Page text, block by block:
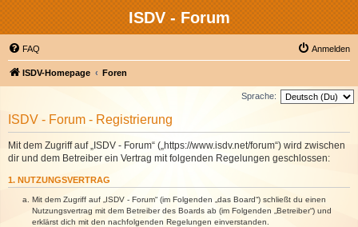
ISDV - Forum
FAQ Anmelden
ISDV-Homepage Foren
Sprache:
ISDV - Forum - Registrierung
Mit dem Zugriff auf „ISDV - Forum“ („https://www.isdv.net/forum“) wird zwischen
dir und dem Betreiber ein Vertrag mit folgenden Regelungen geschlossen:
1. NUTZUNGSVERTRAG
Mit dem Zugriff auf „ISDV - Forum“ (im Folgenden „das Board“) schließt du einen
Nutzungsvertrag mit dem Betreiber des Boards ab (im Folgenden „Betreiber“) und
erklärst dich mit den nachfolgenden Regelungen einverstanden.